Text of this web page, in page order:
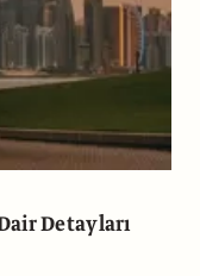
Detayları